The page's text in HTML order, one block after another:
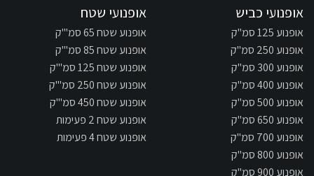
אופנועי כביש
אופנוע 125 סמ"ק
אופנוע 250 סמ"ק
אופנוע 300 סמ"ק
אופנוע 400 סמ"ק
אופנוע 500 סמ"ק
אופנוע 650 סמ"ק
אופנוע 700 סמ"ק
אופנוע 800 סמ"ק
אופנוע 900 סמ"ק
אופנועי שטח
אופנוע שטח 65 סמ"'ק
אופנוע שטח 85 סמ"'ק
אופנוע שטח 125 סמ"'ק
אופנוע שטח 250 סמ"'ק
אופנוע שטח 450 סמ"'ק
אופנוע שטח 2 פעימות
אופנוע שטח 4 פעימות